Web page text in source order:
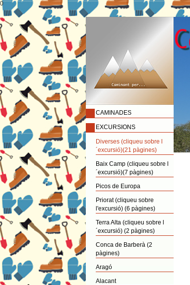
0
CAMINADES
EXCURSIONS
Diverses (cliqueu sobre l
´excursió)(21 pàgines)
Baix Camp (cliqueu sobre l
´excursió)(7 pàgines)
Picos de Europa
Priorat (cliqueu sobre
l'excursió) (6 pàgines)
Terra Alta (cliqueu sobre l
´excursió) (2 pàgines)
Conca de Barberà (2
pàgines)
Aragó
Alacant